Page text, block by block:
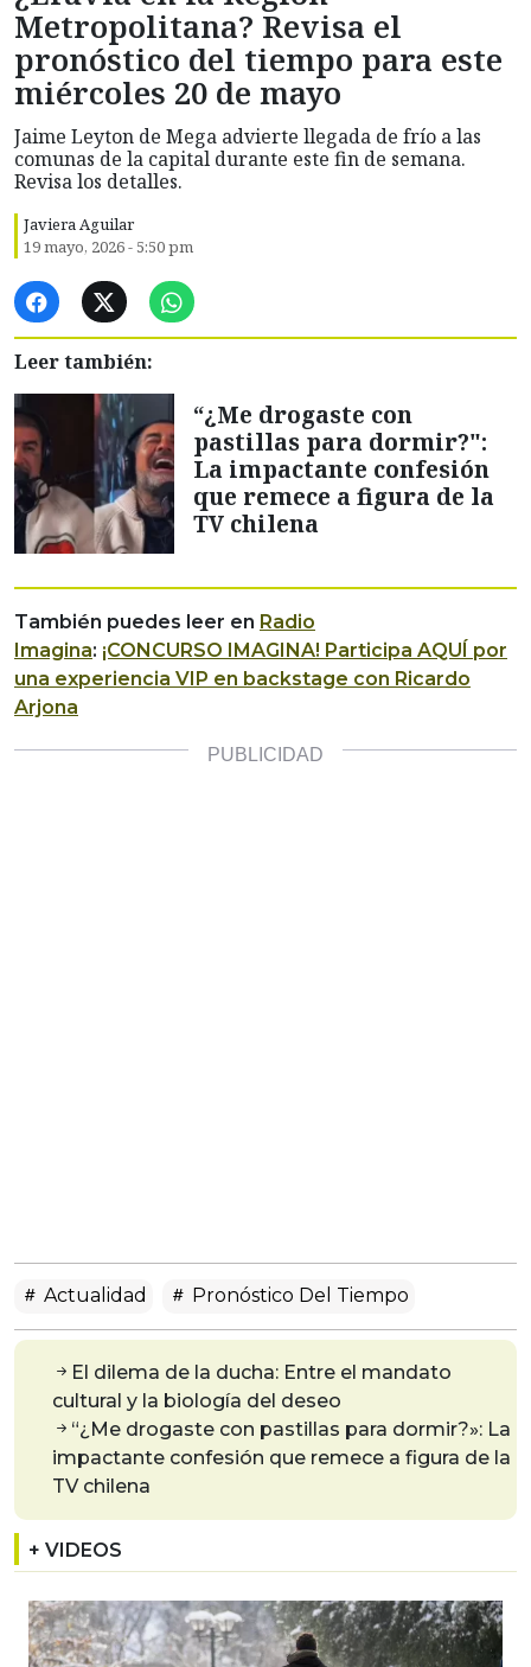
Metropolitana? Revisa el
pronóstico del tiempo para este
miércoles 20 de mayo
Jaime Leyton de Mega advierte llegada de frío a las
comunas de la capital durante este fin de semana.
Revisa los detalles.
Javiera Aguilar
19 mayo, 2026 - 5:50 pm
Leer también:
“¿Me drogaste con
pastillas para dormir?":
La impactante confesión
que remece a figura de la
TV chilena
También puedes leer en Radio
Imagina: ¡CONCURSO IMAGINA! Participa AQUÍ por
una experiencia VIP en backstage con Ricardo
Arjona
Actualidad Pronóstico Del Tiempo
El dilema de la ducha: Entre el mandato
cultural y la biología del deseo
“¿Me drogaste con pastillas para dormir?»: La
impactante confesión que remece a figura de la
TV chilena
+ VIDEOS